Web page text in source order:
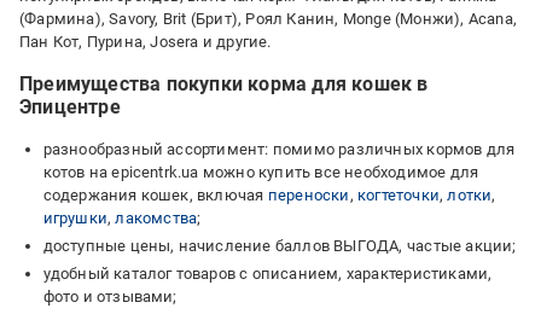
(Фармина), Savory, Brit (Брит), Роял Канин, Monge (Монжи), Acana,
Пан Кот, Пурина, Josera и другие.
Преимущества покупки корма для кошек в
Эпицентре
разнообразный ассортимент: помимо различных кормов для
котов на epicentrk.ua можно купить все необходимое для
содержания кошек, включая переноски, когтеточки,лотки,
игрушки,лакомства;
доступные цены, начисление баллов ВЫГОДА, частые акции;
удобный каталог товаров с описанием, характеристиками,
фото и отзывами;